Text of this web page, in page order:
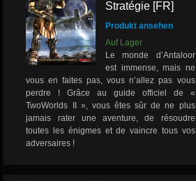
Stratégie [FR]
Produkt ansehen
Auf Lager
Le monde d’Antaloor
est immense, mais ne
vous en faites pas, vous n’allez pas vous
perdre ! Grâce au guide officiel de «
TwoWorlds II », vous êtes sûr de ne plus
jamais rater une aventure, de résoudre
toutes les énigmes et de vaincre tous vos
adversaires !